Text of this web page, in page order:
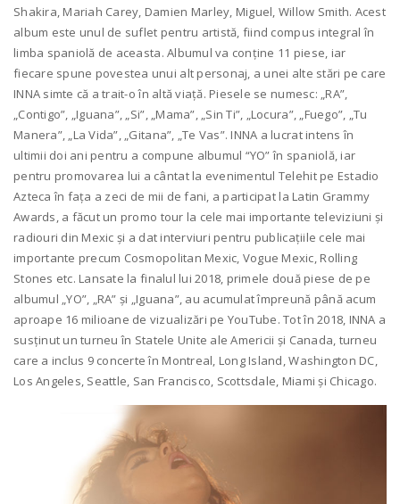
Shakira, Mariah Carey, Damien Marley, Miguel, Willow Smith. Acest
album este unul de suflet pentru artistă, fiind compus integral în
limba spaniolă de aceasta. Albumul va conține 11 piese, iar
fiecare spune povestea unui alt personaj, a unei alte stări pe care
INNA simte că a trait-o în altă viață. Piesele se numesc: „RA”,
„Contigo”, „Iguana”, „Si”, „Mama”, „Sin Ti”, „Locura”, „Fuego”, „Tu
Manera”, „La Vida”, „Gitana”, „Te Vas”. INNA a lucrat intens în
ultimii doi ani pentru a compune albumul “YO” în spaniolă, iar
pentru promovarea lui a cântat la evenimentul Telehit pe Estadio
Azteca în fața a zeci de mii de fani, a participat la Latin Grammy
Awards, a făcut un promo tour la cele mai importante televiziuni și
radiouri din Mexic și a dat interviuri pentru publicațiile cele mai
importante precum Cosmopolitan Mexic, Vogue Mexic, Rolling
Stones etc. Lansate la finalul lui 2018, primele două piese de pe
albumul „YO”, „RA” și „Iguana”, au acumulat împreună până acum
aproape 16 milioane de vizualizări pe YouTube. Tot în 2018, INNA a
susținut un turneu în Statele Unite ale Americii și Canada, turneu
care a inclus 9 concerte în Montreal, Long Island, Washington DC,
Los Angeles, Seattle, San Francisco, Scottsdale, Miami și Chicago.